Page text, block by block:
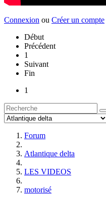
Connexion ou Créer un compte
Début
Précédent
1
Suivant
Fin
1
Forum
Atlantique delta
LES VIDEOS
motorisé